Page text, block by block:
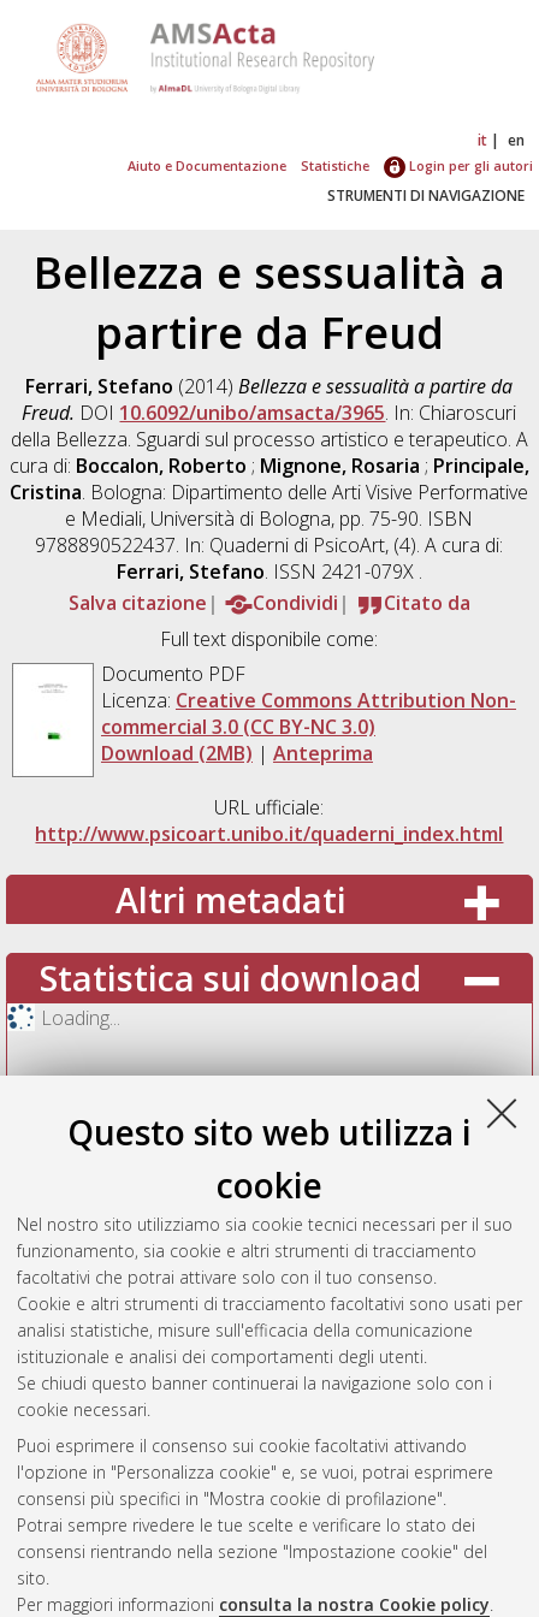
Questo sito web utilizza i
cookie
Nel nostro sito utilizziamo sia cookie tecnici necessari per il suo
funzionamento, sia cookie e altri strumenti di tracciamento
facoltativi che potrai attivare solo con il tuo consenso.
Cookie e altri strumenti di tracciamento facoltativi sono usati per
analisi statistiche, misure sull'efficacia della comunicazione
istituzionale e analisi dei comportamenti degli utenti.
Se chiudi questo banner continuerai la navigazione solo con i
cookie necessari.
Puoi esprimere il consenso sui cookie facoltativi attivando
l'opzione in "Personalizza cookie" e, se vuoi, potrai esprimere
consensi più specifici in "Mostra cookie di profilazione".
Potrai sempre rivedere le tue scelte e verificare lo stato dei
consensi rientrando nella sezione "Impostazione cookie" del
sito.
Per maggiori informazioni consulta la nostra Cookie policy.
it en
Aiuto e Documentazione Statistiche Login per gli autori
STRUMENTI DI NAVIGAZIONE
Bellezza e sessualità a
partire da Freud
Ferrari, Stefano (2014)Bellezza e sessualità a partire da
Freud. DOI 10.6092/unibo/amsacta/3965. In: Chiaroscuri
della Bellezza. Sguardi sul processo artistico e terapeutico. A
cura di: Boccalon, Roberto ; Mignone, Rosaria ; Principale,
Cristina. Bologna: Dipartimento delle Arti Visive Performative
e Mediali, Università di Bologna, pp. 75-90. ISBN
9788890522437. In: Quaderni di PsicoArt, (4). A cura di:
Ferrari, Stefano. ISSN 2421-079X .
Salva citazione
Condividi
Citato da
Full text disponibile come:
Documento PDF
Licenza: Creative Commons Attribution Non-
commercial 3.0 (CC BY-NC 3.0)
Download (2MB) | Anteprima
URL ufficiale:
http://www.psicoart.unibo.it/quaderni_index.html
Altri metadati
Statistica sui download
Loading...
Vedi altre statistiche
Gestione del documento:
Atom
Rss
AMS Acta
ISSN: 2038-7954
re3data.org -
doi.org/10.17616/R3P19R
Servizio implementato e